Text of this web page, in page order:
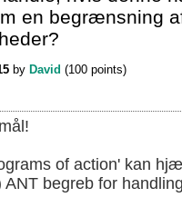
en begrænsning
by David (100 points)
of action' kan
ANT begreb for